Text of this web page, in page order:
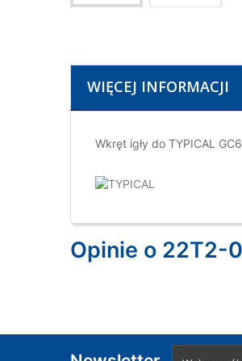
WIĘCEJ INFORMACJI
Wkręt igły do TYPICAL
Opinie o 22T2-